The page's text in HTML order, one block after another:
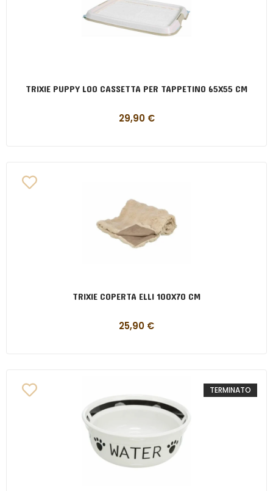
TRIXIE PUPPY LOO CASSETTA PER TAPPETINO 65X55 CM
29,90 €
TRIXIE COPERTA ELLI 100X70 CM
25,90 €
TERMINATO